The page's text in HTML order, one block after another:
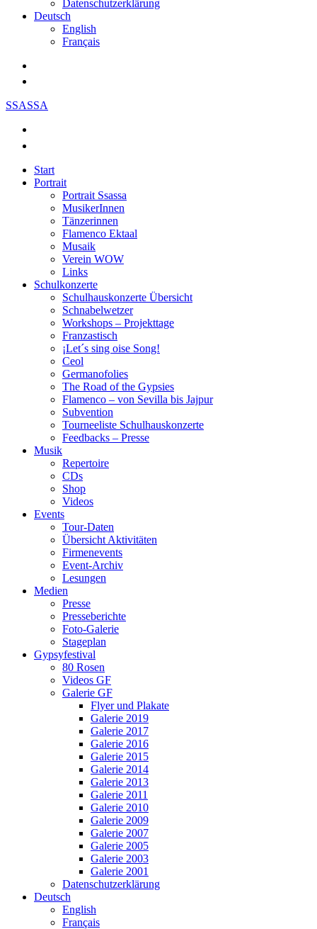
Datenschutzerklärung
Deutsch
English
Français
SSASSA
Start
Portrait
Portrait Ssassa
MusikerInnen
Tänzerinnen
Flamenco Ektaal
Musaik
Verein WOW
Links
Schulkonzerte
Schulhauskonzerte Übersicht
Schnabelwetzer
Workshops – Projekttage
Franzastisch
¡Let´s sing oise Song!
Ceol
Germanofolies
The Road of the Gypsies
Flamenco – von Sevilla bis Jajpur
Subvention
Tourneeliste Schulhauskonzerte
Feedbacks – Presse
Musik
Repertoire
CDs
Shop
Videos
Events
Tour-Daten
Übersicht Aktivitäten
Firmenevents
Event-Archiv
Lesungen
Medien
Presse
Presseberichte
Foto-Galerie
Stageplan
Gypsyfestival
80 Rosen
Videos GF
Galerie GF
Flyer und Plakate
Galerie 2019
Galerie 2017
Galerie 2016
Galerie 2015
Galerie 2014
Galerie 2013
Galerie 2011
Galerie 2010
Galerie 2009
Galerie 2007
Galerie 2005
Galerie 2003
Galerie 2001
Datenschutzerklärung
Deutsch
English
Français